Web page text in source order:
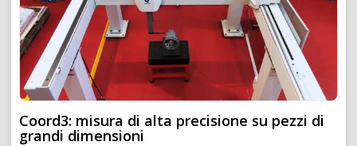
Coord3: misura di alta precisione su pezzi di
grandi dimensioni